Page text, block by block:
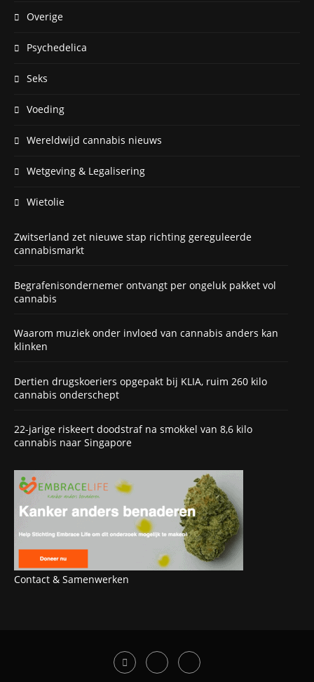
Overige
Psychedelica
Seks
Voeding
Wereldwijd cannabis nieuws
Wetgeving & Legalisering
Wietolie
Zwitserland zet nieuwe stap richting gereguleerde
cannabismarkt
Begrafenisondernemer ontvangt per ongeluk pakket vol
cannabis
Waarom muziek onder invloed van cannabis anders kan
klinken
Dertien drugskoeriers opgepakt bij KLIA, ruim 260 kilo
cannabis onderschept
22-jarige riskeert doodstraf na smokkel van 8,6 kilo
cannabis naar Singapore
Contact & Samenwerken